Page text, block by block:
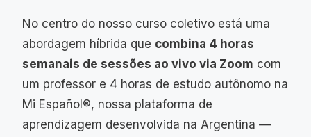
No centro do nosso curso coletivo está uma
abordagem híbrida que combina 4 horas
semanais de sessões ao vivo via Zoom com
um professor e 4 horas de estudo autônomo na
Mi Español®, nossa plataforma de
aprendizagem desenvolvida na Argentina —